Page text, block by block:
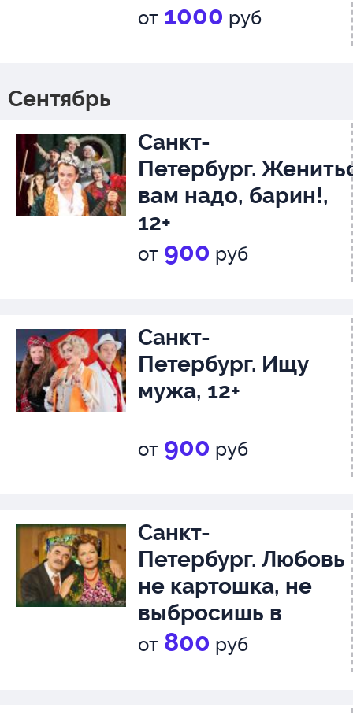
от 1000 руб
Сентябрь
Санкт-
Петербург.
вам надо, барин!,
12+
от 900 руб
Санкт-
Петербург. Ищу
мужа, 12+
от 900 руб
Санкт-
Петербург. Любовь
не картошка, не
выбросишь в
окошко, 12+
от 800 руб